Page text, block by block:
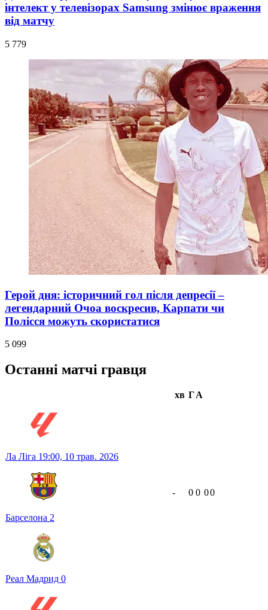
інтелект у телевізорах Samsung змінює враження
від матчу
5 779
Герой дня: історичний гол після депресії –
легендарний Очоа воскресив, Карпати чи
Полісся можуть скористатися
5 099
Останні матчі гравця
хв ГА
Ла Ліга 19:00, 10 трав. 2026
Барселона 2
Реал Мадрид 0
- 0 0 00